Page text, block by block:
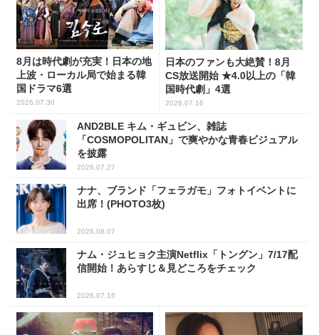
8月は時代劇が充実！日本の地
上波・ローカル局で始まる韓
国ドラマ6選
2026.07.30
日本のファンも大絶賛！8月
CS放送開始 ★4.0以上の「韓
国時代劇」4選
2026.07.16
AND2BLE キム・ギュビン、雑誌
「COSMOPOLITAN」で爽やかな青春ビジュアル
を披露
2026.07.27
ナナ、ブランド「フェラガモ」フォトイベントに
出席！(PHOTO3枚)
2026.08.07
ナム・ジュヒョク主演Netflix「トングン」7/17配
信開始！あらすじ＆見どころをチェック
2026.07.16